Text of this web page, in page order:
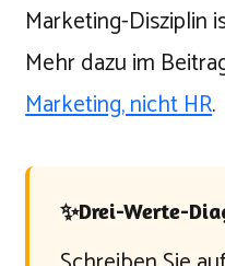
Marketing-Disziplin
Mehr dazu im
Marketing, nicht HR.
✨Drei-Werte-